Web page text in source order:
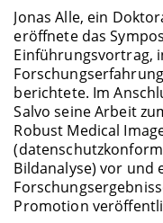
Jonas Alle, ein
eröffnete das
Einführungsvortrag,
berichtete. Im
Salvo seine Arbeit
Robust Medical
Bildanalyse) vor und
Promotion